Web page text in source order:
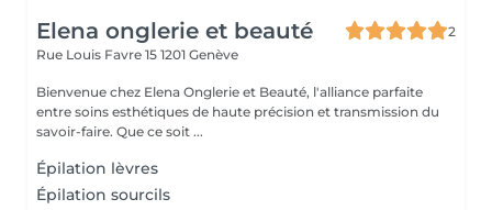
Elena onglerie et beauté
2
Rue Louis Favre 15 1201 Genève
Bienvenue chez Elena Onglerie et Beauté, l'alliance parfaite
entre soins esthétiques de haute précision et transmission du
savoir-faire. Que ce soit ...
Épilation lèvres
Épilation sourcils